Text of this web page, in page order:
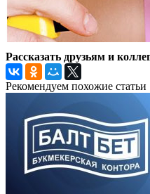
Рассказать друзьям и
Рекомендуем похожие статьи